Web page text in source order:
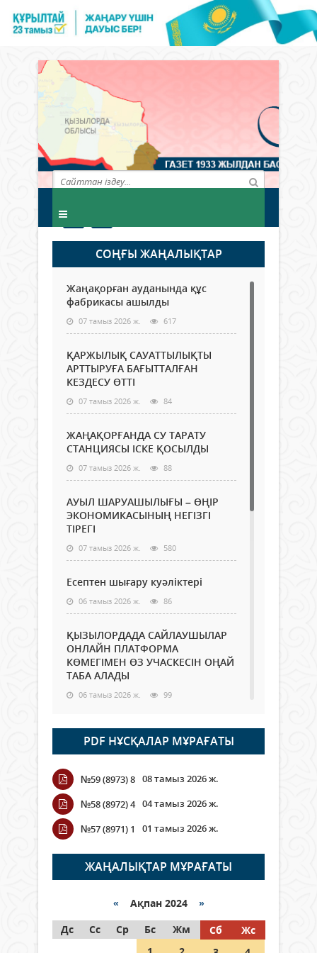
СОҢҒЫ ЖАҢАЛЫҚТАР
Жаңақорған ауданында құс
фабрикасы ашылды
07 тамыз 2026 ж. 617
ҚАРЖЫЛЫҚ САУАТТЫЛЫҚТЫ
АРТТЫРУҒА БАҒЫТТАЛҒАН
КЕЗДЕСУ ӨТТІ
07 тамыз 2026 ж. 84
ЖАҢАҚОРҒАНДА СУ ТАРАТУ
СТАНЦИЯСЫ ІСКЕ ҚОСЫЛДЫ
07 тамыз 2026 ж. 88
АУЫЛ ШАРУАШЫЛЫҒЫ – ӨҢІР
ЭКОНОМИКАСЫНЫҢ НЕГІЗГІ
ТІРЕГІ
07 тамыз 2026 ж. 580
Есептен шығару куәліктері
06 тамыз 2026 ж. 86
ҚЫЗЫЛОРДАДА САЙЛАУШЫЛАР
ОНЛАЙН ПЛАТФОРМА
КӨМЕГІМЕН ӨЗ УЧАСКЕСІН ОҢАЙ
ТАБА АЛАДЫ
06 тамыз 2026 ж. 99
Open Air: Қызылорда облысы
полиция департаменті 20
мыңнан астам көрерменнің
қауіпсіздігін қамтамасыз етті
06 тамыз 2026 ж.
Wi-Fi ҚАБЫРҒА АРҚЫЛЫ ҚАЛАЙ
ӨТЕДІ?
06 тамыз 2026 ж. 276
граждане Казахстана,
05 тамыз 2026 ж. 158
PDF НҰСҚАЛАР МҰРАҒАТЫ
№59 (8973) 8 08 тамыз 2026 ж.
№58 (8972) 4 04 тамыз 2026 ж.
№57 (8971) 1
01 тамыз 2026 ж.
ЖАҢАЛЫҚТАР МҰРАҒАТЫ
« Ақпан 2024 »
Дс
Сс Ср Бс Жм Сб
Жс